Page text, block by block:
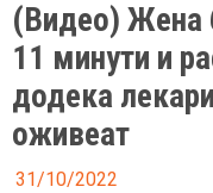
(Видео) Жена
11 минути и
додека
оживеат
31/10/2022